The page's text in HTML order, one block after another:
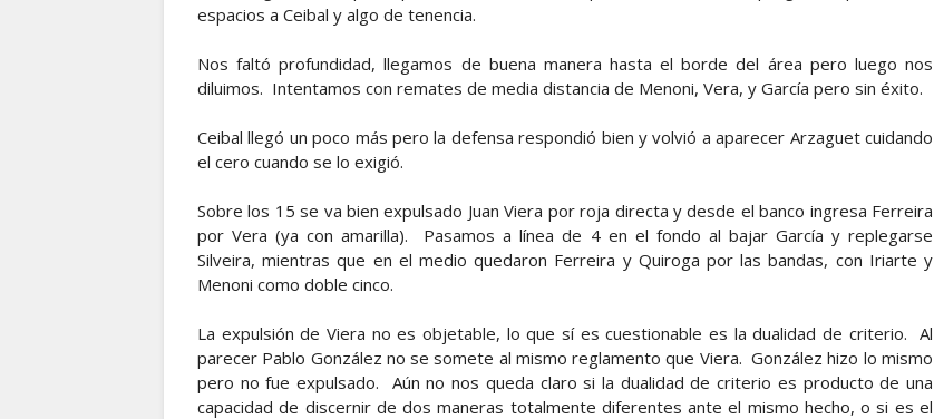
espacios a Ceibal y algo de tenencia.
Nos faltó profundidad, llegamos de buena manera hasta el borde del área pero luego nos
diluimos. Intentamos con remates de media distancia de Menoni, Vera, y García pero sin éxito.
Ceibal llegó un poco más pero la defensa respondió bien y volvió a aparecer Arzaguet cuidando
el cero cuando se lo exigió.
Sobre los 15 se va bien expulsado Juan Viera por roja directa y desde el banco ingresa Ferreira
por Vera (ya con amarilla). Pasamos a línea de 4 en el fondo al bajar García y replegarse
Silveira, mientras que en el medio quedaron Ferreira y Quiroga por las bandas, con Iriarte y
Menoni como doble cinco.
La expulsión de Viera no es objetable, lo que sí es cuestionable es la dualidad de criterio. Al
parecer Pablo González no se somete al mismo reglamento que Viera. González hizo lo mismo
pero no fue expulsado. Aún no nos queda claro si la dualidad de criterio es producto de una
capacidad de discernir de dos maneras totalmente diferentes ante el mismo hecho, o si es el